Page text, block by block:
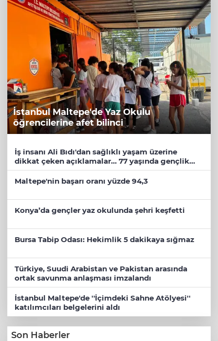
İstanbul Maltepe'de Yaz Okulu
öğrencilerine afet bilinci
İş insanı Ali Bıdı'dan sağlıklı yaşam üzerine
dikkat çeken açıklamalar... 77 yaşında gençlik
mucizesi
Maltepe'nin başarı oranı yüzde 94,3
Konya’da gençler yaz okulunda şehri keşfetti
Bursa Tabip Odası: Hekimlik 5 dakikaya sığmaz
Türkiye, Suudi Arabistan ve Pakistan arasında
ortak savunma anlaşması imzalandı
İstanbul Maltepe'de ''İçimdeki Sahne Atölyesi''
katılımcıları belgelerini aldı
Son Haberler